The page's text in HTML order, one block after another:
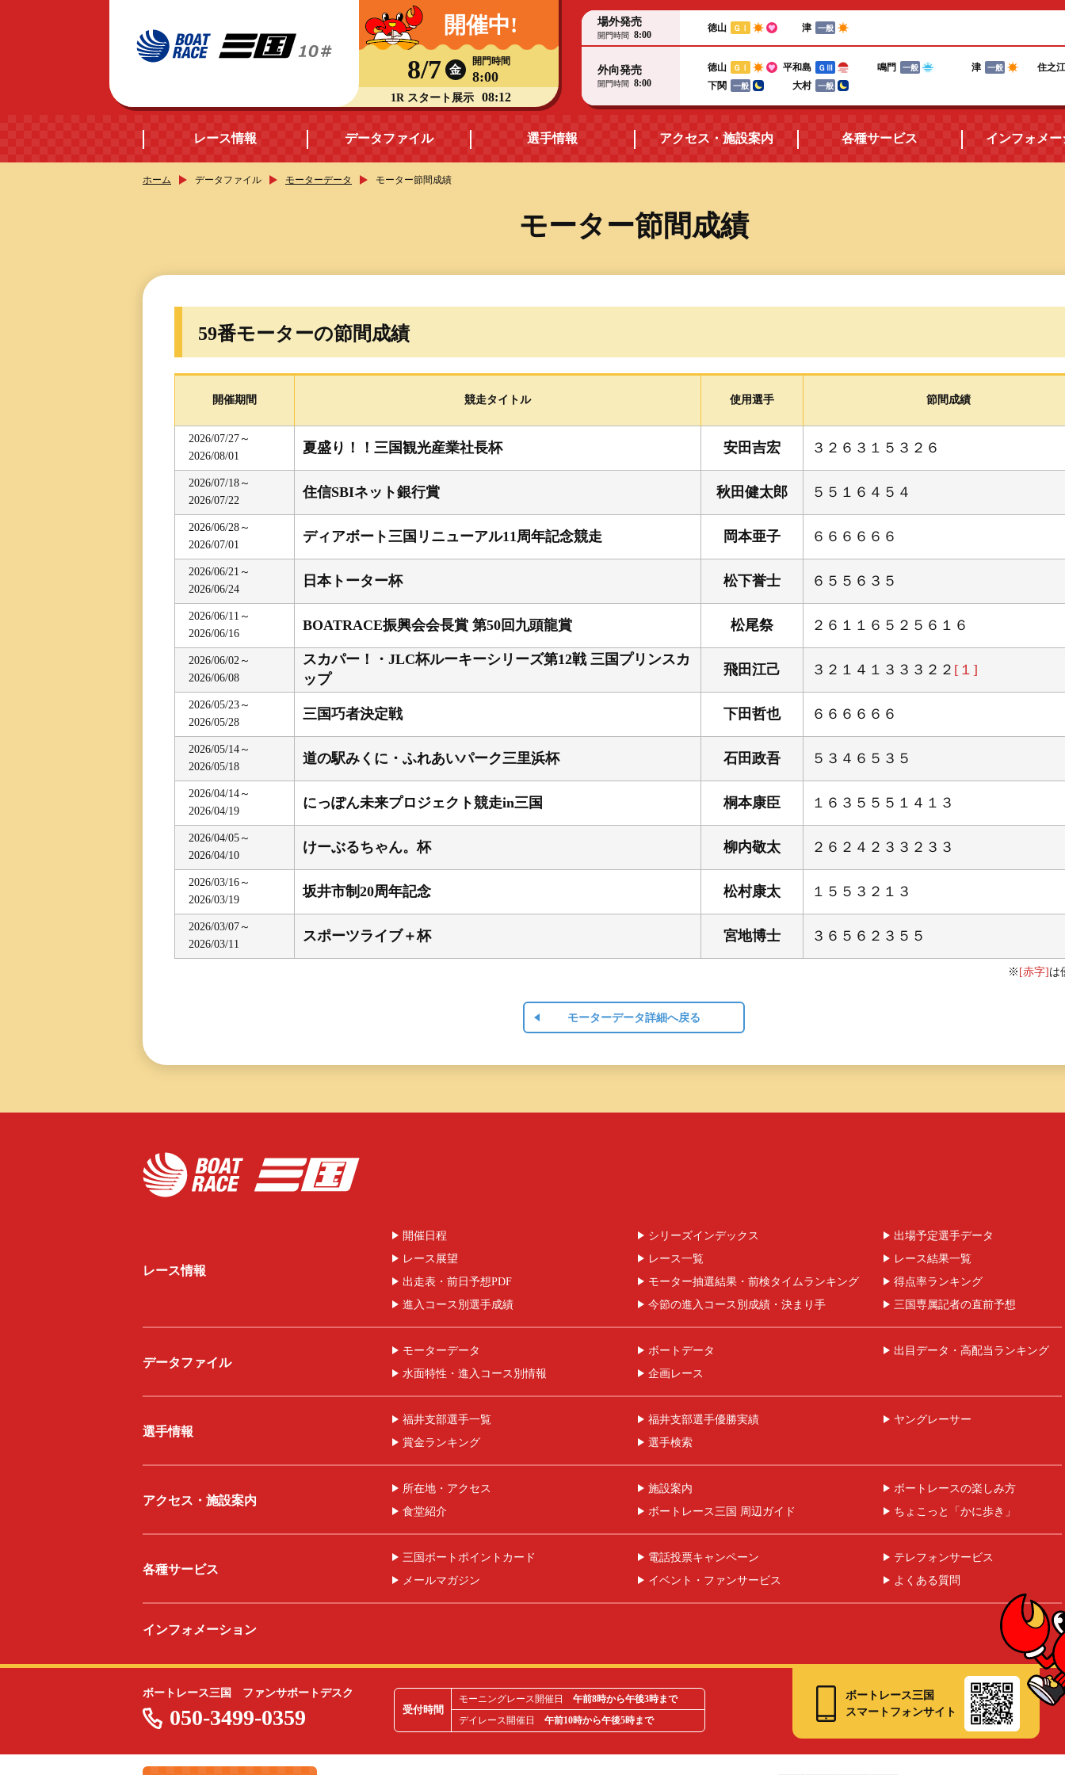
開催中!
8/7 金
開門時間
8:00
1R スタート展示 08:12
場外発売
開門時間 8:00
徳山 ＧⅠ 津 一般
外向発売
開門時間 8:00
徳山 ＧⅠ 平和島 ＧⅢ 鳴門 一般 津 一般
住之江
下関
一般 大村 一般
レース情報
レース展望
レース一覧
出走表・前日予想PDF
モーター抽選結果・
前検タイムランキング
得点率ランキング
進入コース別選手成績
今節の進入コース別成績・
決まり手
三国専属記者の
直前予想
データファイル
高配当ランキング
水面特性・
進入コース別情報
選手情報
福井支部選手優勝実績
選手検索
アクセス・施設案内
施設案内
ボートレース三国 周辺ガイド
各種サービス
イベント・ファンサービス
インフォメ
ホーム データファイル モーターデータ モーター節間成績
モーター節間成績
59番モーターの節間成績
開催期間 競走タイトル 使用選手 節間成績
2026/07/27～
2026/08/01
夏盛り！！三国観光産業社長杯 安田吉宏 ３２６３１５３２６
2026/07/18～
2026/07/22
住信SBIネット銀行賞 秋田健太郎 ５５１６４５４
2026/06/28～
2026/07/01
ディアボート三国リニューアル11周年記念競走 岡本亜子 ６６６６６６
2026/06/21～
2026/06/24
日本トーター杯 松下誉士 ６５５６３５
2026/06/11～
2026/06/16
BOATRACE振興会会長賞 第50回九頭龍賞 松尾祭 ２６１１６５２５６１６
2026/06/02～
2026/06/08
スカパー！・JLC杯ルーキーシリーズ第12戦 三国プリンスカ
ップ
飛田江己 ３２１４１３３３２２ [１]
2026/05/23～
2026/05/28
三国巧者決定戦 下田哲也 ６６６６６６
2026/05/14～
2026/05/18
道の駅みくに・ふれあいパーク三里浜杯 石田政吾 ５３４６５３５
2026/04/14～
2026/04/19
にっぽん未来プロジェクト競走in三国 桐本康臣 １６３５５５１４１３
2026/04/05～
2026/04/10
けーぶるちゃん。杯 柳内敬太 ２６２４２３３２３３
2026/03/16～
2026/03/19
坂井市制20周年記念 松村康太 １５５３２１３
2026/03/07～
2026/03/11
スポーツライブ＋杯 宮地博士 ３６５６２３５５
※ [赤字] は
モーターデータ詳細へ戻る
レース情報
開催日程 シリーズインデックス
出場予定選手データ
レース展望
レース一覧
レース結果一覧
出走表・前日予想PDF
モーター抽選結果・前検タイムランキング
得点率ランキング
進入コース別選手成績
今節の進入コース別成績・決まり手 三国専属記者の直前予想
データファイル
モーターデータ ボートデータ
出目データ・高配当ランキング
水面特性・進入コース別情報
企画レース
選手情報
福井支部選手一覧 福井支部選手優勝実績
ヤングレーサー
賞金ランキング
選手検索
アクセス・施設案内
所在地・アクセス 施設案内
ボートレースの楽しみ方
食堂紹介
ボートレース三国 周辺ガイド ちょこっと「かに歩き」
各種サービス
三国ボートポイントカード 電話投票キャンペーン
テレフォンサービス
メールマガジン
イベント・ファンサービス よくある質問
インフォメーション
ボートレース三国 ファンサポートデスク
050-3499-0359 受付時間
モーニングレース開催日 午前8時から午後3時まで
デイレース開催日 午前10時から午後5時まで
ボートレース三国
スマートフォンサイト